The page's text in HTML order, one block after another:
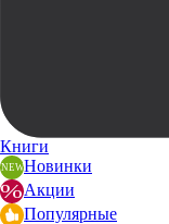
Книги
Новинки
Акции
Популярные